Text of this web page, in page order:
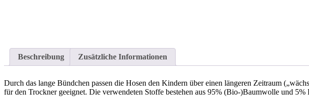
Beschreibung Zusätzliche Informationen
Durch das lange Bündchen passen die Hosen den Kindern über einen längeren Zeitraum
für den Trockner geeignet. Die verwendeten Stoffe bestehen aus 95% (Bio-)Baumwolle und 5%